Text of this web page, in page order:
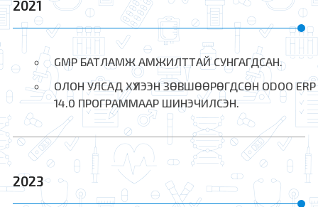
2021
GMP БАТЛАМЖ АМЖИЛТТАЙ СУНГАГДСАН.
ОЛОН УЛСАД ХҮЛЭЭН ЗӨВШӨӨРӨГДСӨН ODOO ERP
14.0 ПРОГРАММААР ШИНЭЧИЛСЭН.
2023